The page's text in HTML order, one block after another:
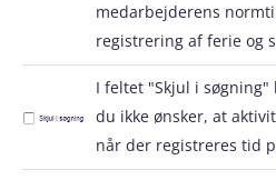
medarbejderens
registrering af ferie og
I feltet "Skjul i
du ikke ønsker, at
når der registreres tid